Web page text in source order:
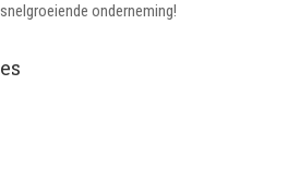
onderneming!